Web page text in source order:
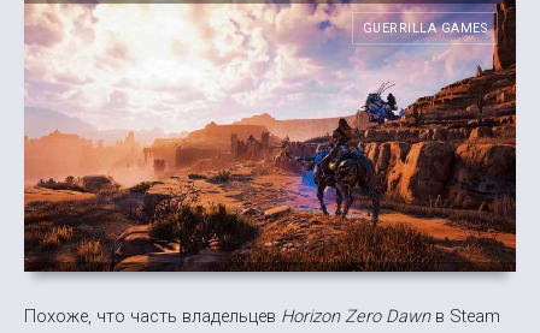
GUERRILLA GAMES
Похоже, что часть владельцев Horizon Zero Dawnв Steam